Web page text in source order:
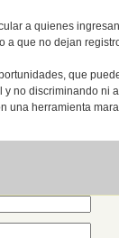
a quienes
que no dejan
que
no discriminando ni
una herramienta